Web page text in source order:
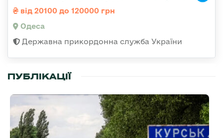
від 20100 до 120000 грн
Одеса
Державна прикордонна служба України
ПУБЛІКАЦІЇ